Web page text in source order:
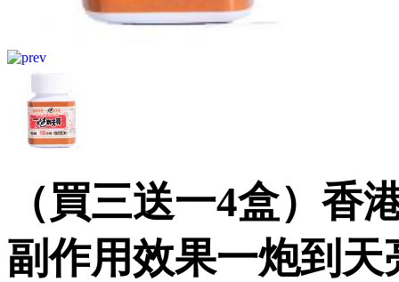
（買三送一4盒）香
副作用效果一炮到